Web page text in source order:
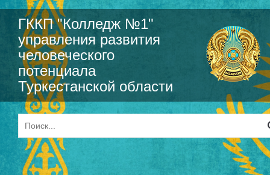
ГККП "Колледж №1"
управления развития
человеческого
потенциала
Туркестанской области